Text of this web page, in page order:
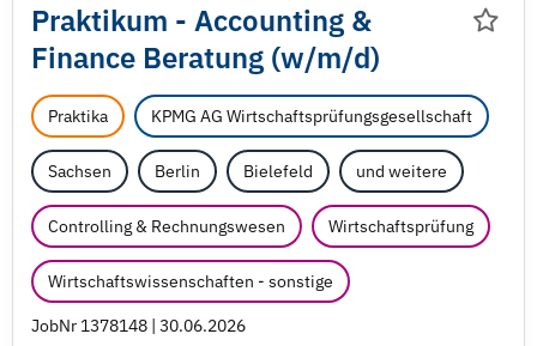
Praktikum - Accounting &
Finance Beratung (w/m/d)
Praktika KPMG AG Wirtschaftsprüfungsgesellschaft
Sachsen Berlin Bielefeld und weitere
Controlling & Rechnungswesen Wirtschaftsprüfung
Wirtschaftswissenschaften - sonstige
JobNr 1378148 | 30.06.2026